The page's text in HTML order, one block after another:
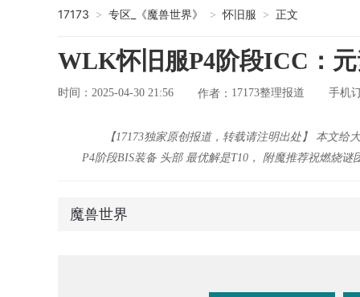
17173 > 专区_《魔兽世界》 > 怀旧服 > 正文
WLK怀旧服P4阶段ICC：
时间：2025-04-30 21:56 作者： 17173整理报道 手机
【17173独家原创报道，转载请注明出处】 本文
P4阶段BIS装备 头部 最优解是T10， 附魔推荐祝燃烧
魔兽世界